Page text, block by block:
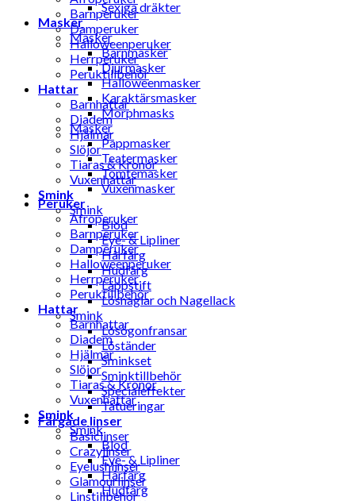
Barnperuker
Damperuker
Halloweenperuker
Herrperuker
Peruktillbehör
Hattar
Barnhattar
Diadem
Hjälmar
Slöjor
Tiaras & Kronor
Vuxenhattar
Smink
Smink
Blod
Eye- & Lipliner
Hårfärg
Hudfärg
Läppstift
Lösnaglar och Nagellack
Smink
Lösögonfransar
Löständer
Sminkset
Sminktillbehör
Specialeffekter
Tatueringar
Färgade linser
Basiclinser
Crazylinser
Eyelushlinser
Glamourlinser
Linstillbehör
Sexiga dräkter
Masker
Masker
Barnmasker
Djurmasker
Halloweenmasker
Karaktärsmasker
Morphmasks
Masker
Pappmasker
Teatermasker
Tomtemasker
Vuxenmasker
Peruker
Afroperuker
Barnperuker
Damperuker
Halloweenperuker
Herrperuker
Peruktillbehör
Hattar
Barnhattar
Diadem
Hjälmar
Slöjor
Tiaras & Kronor
Vuxenhattar
Smink
Smink
Blod
Eye- & Lipliner
Hårfärg
Hudfärg